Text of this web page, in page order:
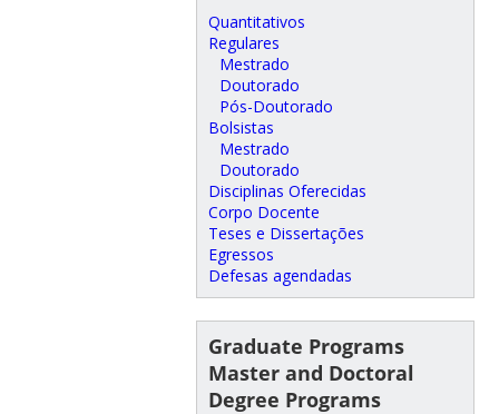
Quantitativos
Regulares
Mestrado
Doutorado
Pós-Doutorado
Bolsistas
Mestrado
Doutorado
Disciplinas Oferecidas
Corpo Docente
Teses e Dissertações
Egressos
Defesas agendadas
Graduate Programs
Master and Doctoral
Degree Programs